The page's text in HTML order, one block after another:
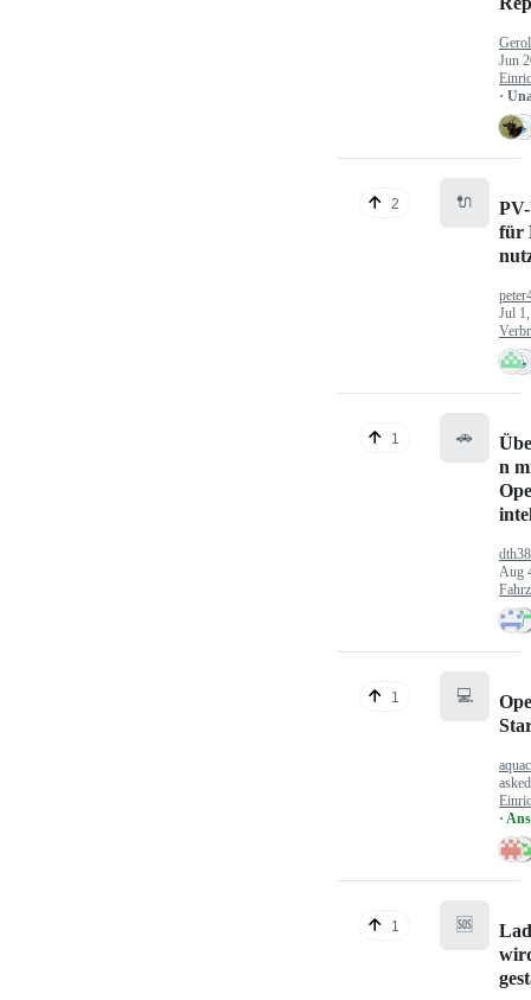
Jun
·
2 🔌
für
Jul
1 🚗
n
Aug
1 💻
·
1 🆘